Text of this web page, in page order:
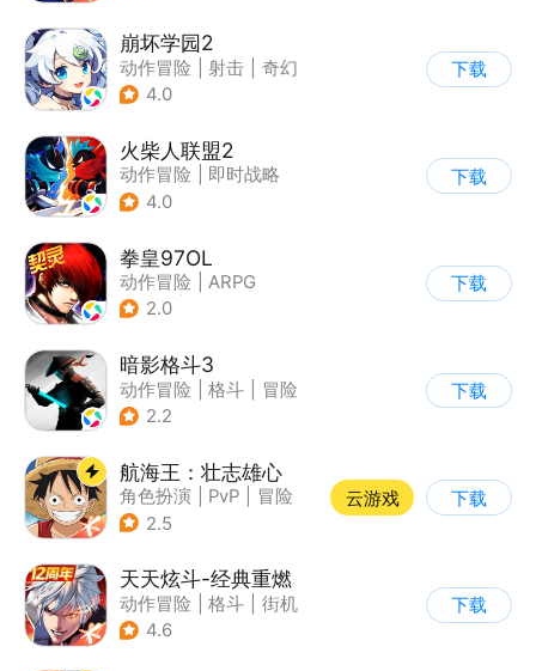
崩坏学园2
动作冒险 射击
奇幻
| 崩坏
4.0
下载
火柴人联盟2
动作冒险
即时战略
| 冒险
4.0
下载
拳皇97OL
动作冒险
ARPG
| 街机
2.0
下载
暗影格斗3
动作冒险 格斗
冒险
| 暗夜格斗
2.2
下载
航海王：壮志雄心
角色扮演 PvP
冒险
| 航海
2.5
云游戏 下载
天天炫斗-经典重燃
动作冒险 格斗
街机
| 动漫
4.6
下载